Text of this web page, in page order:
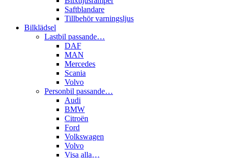
Saftblandare
Tillbehör varningsljus
Bilklädsel
Lastbil passande…
DAF
MAN
Mercedes
Scania
Volvo
Personbil passande…
Audi
BMW
Citroën
Ford
Volkswagen
Volvo
Visa alla…